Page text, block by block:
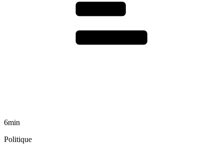
6min
Politique